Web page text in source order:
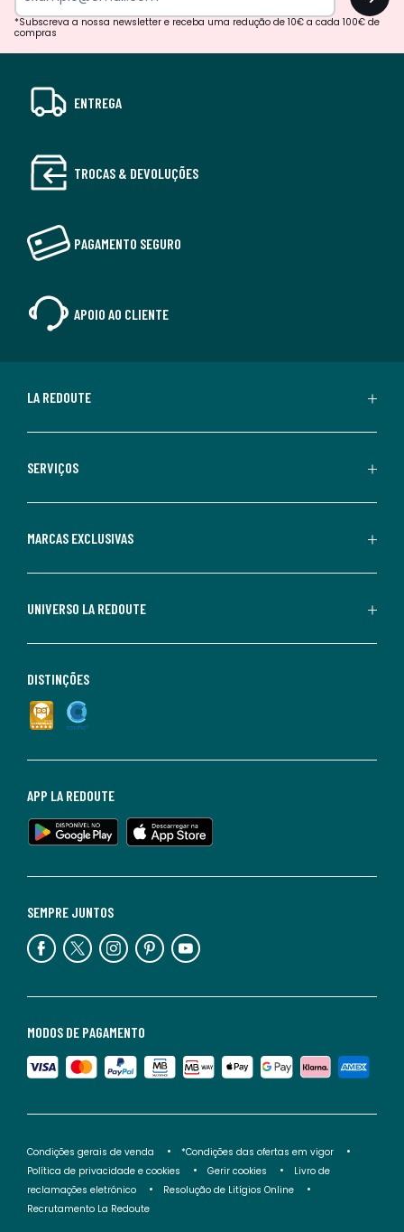
*Subscreva a nossa newsletter e receba uma redução de 10€ a cada 100€ de
compras
ENTREGA
TROCAS & DEVOLUÇÕES
PAGAMENTO SEGURO
APOIO AO CLIENTE
LA REDOUTE
SERVIÇOS
MARCAS EXCLUSIVAS
UNIVERSO LA REDOUTE
MODOS DE PAGAMENTO
SEMPRE JUNTOS
APP LA REDOUTE
DISTINÇÕES
Condições gerais de venda
*Condições das ofertas em vigor
Política de privacidade e cookies
Gerir cookies
Livro de
reclamações eletrónico
Resolução de Litígios Online
Recrutamento La Redoute